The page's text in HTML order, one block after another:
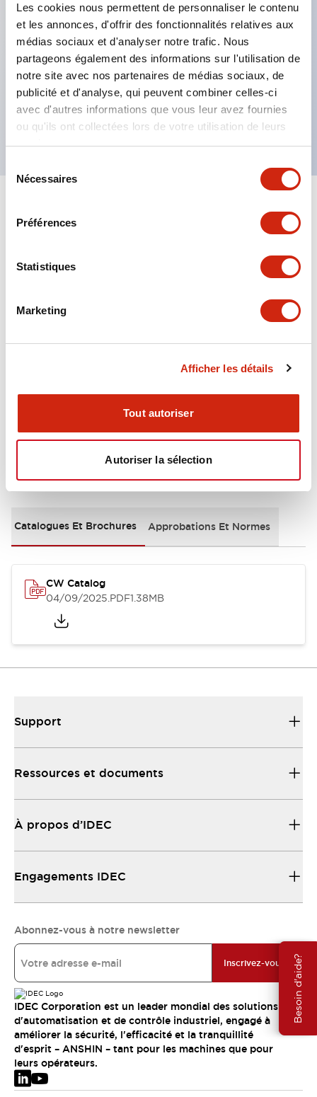
Les cookies nous permettent de personnaliser le contenu
et les annonces, d'offrir des fonctionnalités relatives aux
médias sociaux et d'analyser notre trafic. Nous
partageons également des informations sur l'utilisation de
notre site avec nos partenaires de médias sociaux, de
publicité et d'analyse, qui peuvent combiner celles-ci
avec d'autres informations que vous leur avez fournies
ou qu'ils ont collectées lors de votre utilisation de leurs
services.
Nécessaires
Préférences
Statistiques
Marketing
Afficher les détails
Tout autoriser
Autoriser la sélection
Besoin d'aide?
contact à 11 étages), 59,9 mm (*bloc de contact à
22 étages). Conception peu encombrante
possible.
Structure de sécurité de 3e génération :
déclenchement à 2 actions, garde intégrée,
structure de protection des doigts IP20.
Tout développer+
Functional Specifications
Mounting and Installation Specifications
Documents et fichiers
Catalogues Et Brochures Approbations Et Normes
CW Catalog
04/09/2025.PDF1.38MB
Support
Ressources et documents
À propos d’IDEC
Engagements IDEC
Abonnez-vous à notre newsletter
Inscrivez-vous
IDEC Corporation est un leader mondial des solutions
d'automatisation et de contrôle industriel, engagé à
améliorer la sécurité, l'efficacité et la tranquillité
d'esprit – ANSHIN – tant pour les machines que pour
leurs opérateurs.